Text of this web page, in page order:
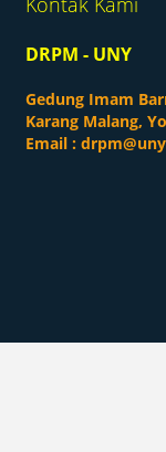
DRPM - UNY
Gedung Imam
Karang Malang,
Email :